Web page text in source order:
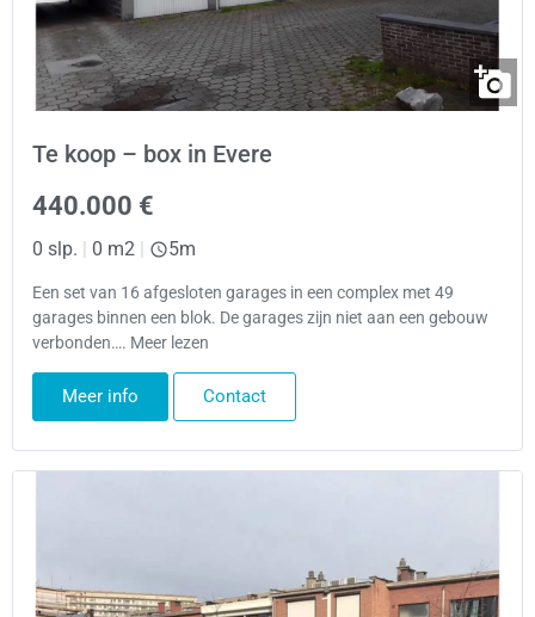
Te koop – box in Evere
440.000 €
0 slp. | 0 m2 | 5m
Een set van 16 afgesloten garages in een complex met 49
garages binnen een blok. De garages zijn niet aan een gebouw
verbonden…. Meer lezen
Meer info Contact